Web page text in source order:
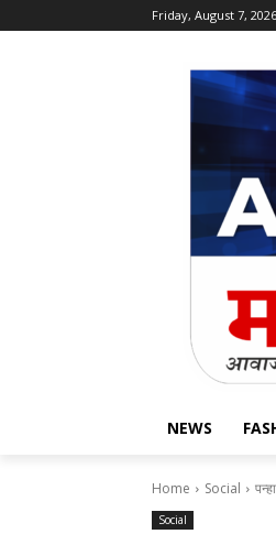
Friday, August 7, 2026
NEWS
Home Social
Social